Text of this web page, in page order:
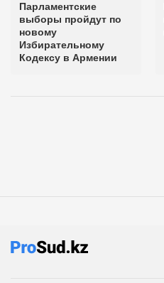
Парламентские
выборы пройдут по
новому
Избирательному
Кодексу в Армении